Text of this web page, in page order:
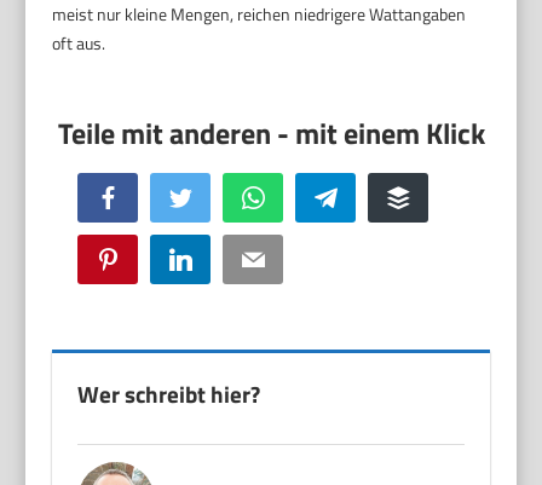
meist nur kleine Mengen, reichen niedrigere Wattangaben
oft aus.
Facebook Twitter WhatsApp Telegram Buffer
Pinterest LinkedIn Email
Wer schreibt hier?